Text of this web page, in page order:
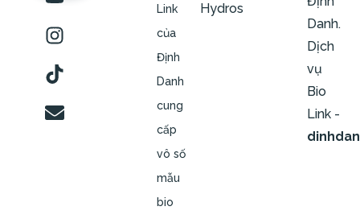
Link
của
Định
Danh
cung
cấp
vô số
mẫu
bio
Hydros
Danh.
Dịch
vụ
Bio
Link -